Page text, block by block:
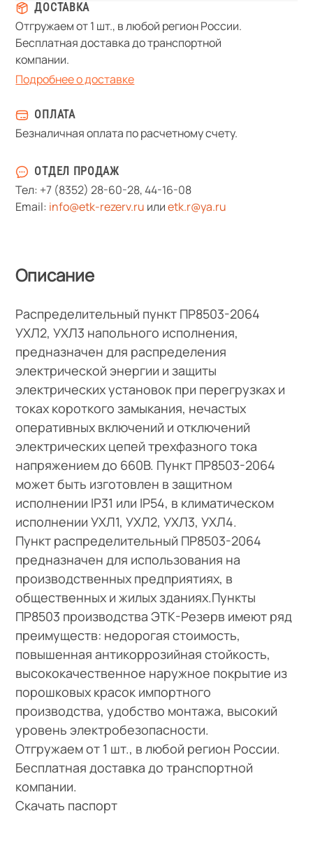
ДОСТАВКА
Отгружаем от 1 шт., в любой регион России.
Бесплатная доставка до транспортной
компании.
Подробнее о доставке
ОПЛАТА
Безналичная оплата по расчетному счету.
ОТДЕЛ ПРОДАЖ
Тел: +7 (8352) 28-60-28,44-16-08
Email: info@etk-rezerv.ru илиetk.r@ya.ru
Описание
Распределительный пункт ПР8503-2064
УХЛ2, УХЛ3 напольного исполнения,
предназначен для распределения
электрической энергии и защиты
электрических установок при перегрузках и
токах короткого замыкания, нечастых
оперативных включений и отключений
электрических цепей трехфазного тока
напряжением до 660В. Пункт ПР8503-2064
может быть изготовлен в защитном
исполнении IP31 или IP54, в климатическом
исполнении УХЛ1, УХЛ2, УХЛ3, УХЛ4.
Пункт распределительный ПР8503-2064
предназначен для использования на
производственных предприятиях, в
общественных и жилых зданиях.Пункты
ПР8503 производства ЭТК-Резерв имеют ряд
преимуществ: недорогая стоимость,
повышенная антикоррозийная стойкость,
высококачественное наружное покрытие из
порошковых красок импортного
производства, удобство монтажа, высокий
уровень электробезопасности.
Отгружаем от 1 шт., в любой регион России.
Бесплатная доставка до транспортной
компании.
Скачать паспорт